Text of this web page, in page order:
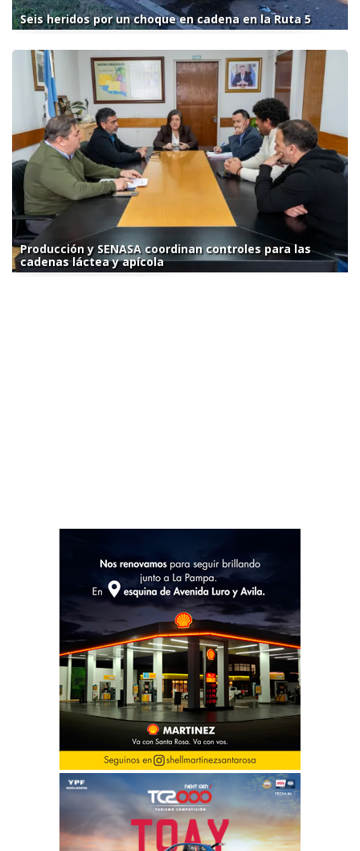
Seis heridos por un choque en cadena en la Ruta 5
Producción y SENASA coordinan controles para las
cadenas láctea y apícola